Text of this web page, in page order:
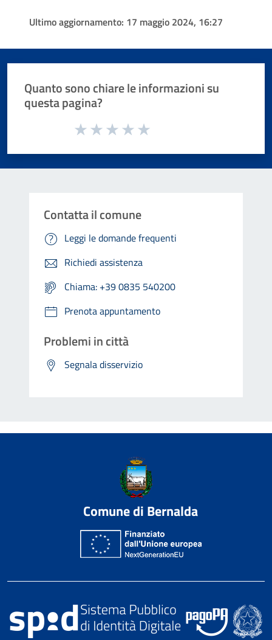
Ultimo aggiornamento: 17 maggio 2024, 16:27
Quanto sono chiare le informazioni su
questa pagina?
Valuta da 1 a 5 stelle la pagina
Contatta il comune
Leggi le domande frequenti
Richiedi assistenza
Chiama: +39 0835 540200
Prenota appuntamento
Problemi in città
Segnala disservizio
Comune di Bernalda